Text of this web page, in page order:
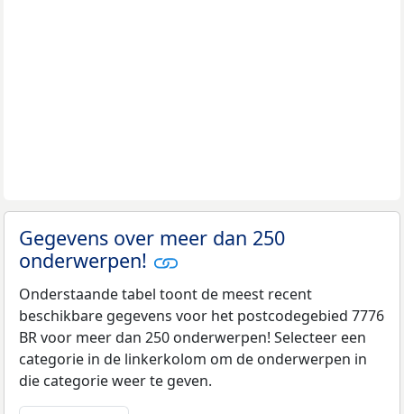
Gegevens over meer dan 250
onderwerpen!
Onderstaande tabel toont de meest recent
beschikbare gegevens voor het postcodegebied 7776
BR voor meer dan 250 onderwerpen! Selecteer een
categorie in de linkerkolom om de onderwerpen in
die categorie weer te geven.